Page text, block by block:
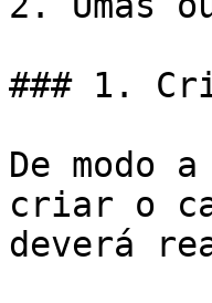
### 1.
De modo
criar o
deverá